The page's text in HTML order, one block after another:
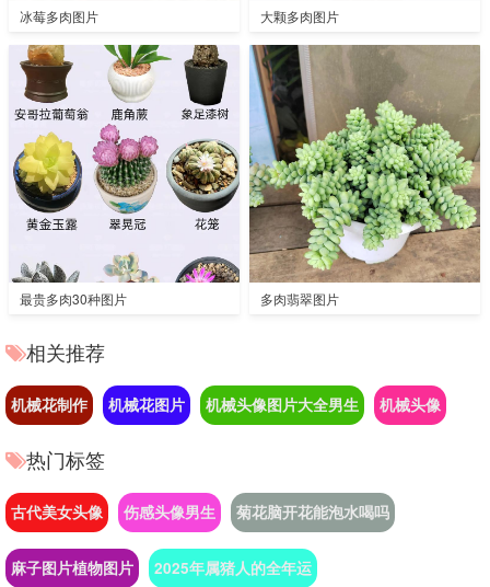
冰莓多肉图片 大颗多肉图片
最贵多肉30种图片 多肉翡翠图片
相关推荐
机械花制作 机械花图片 机械头像图片大全男生 机械头像
热门标签
古代美女头像 伤感头像男生 菊花脑开花能泡水喝吗
麻子图片植物图片 2025年属猪人的全年运